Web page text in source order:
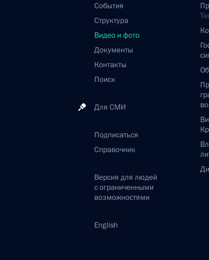
События
Структура
Видео и фото
Документы
Контакты
Поиск
Для СМИ
Подписаться
Справочник
Версия для людей
с ограниченными
возможностями
English